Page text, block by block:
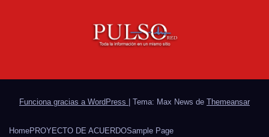
Funciona gracias a WordPress Tema: Max News de Themeansar
HomePROYECTO DE ACUERDOSample Page